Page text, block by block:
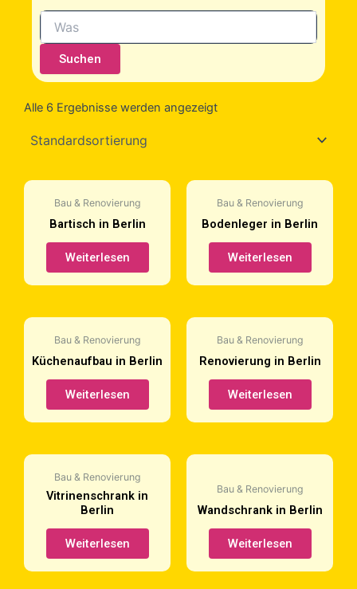
Suchen
Alle 6 Ergebnisse werden angezeigt
Bau & Renovierung
Bartisch in Berlin
Weiterlesen
Bau & Renovierung
Bodenleger in Berlin
Weiterlesen
Bau & Renovierung
Küchenaufbau in Berlin
Weiterlesen
Bau & Renovierung
Renovierung in Berlin
Weiterlesen
Bau & Renovierung
Vitrinenschrank in
Berlin
Weiterlesen
Bau & Renovierung
Wandschrank in Berlin
Weiterlesen